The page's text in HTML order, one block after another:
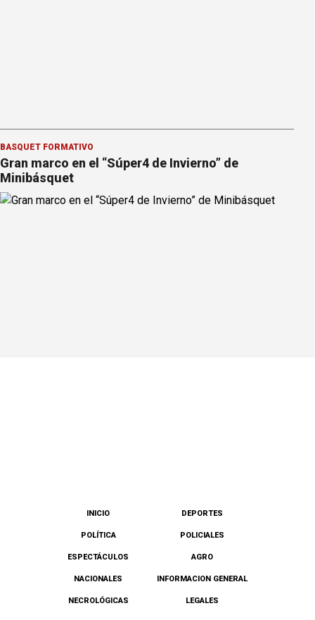
BÁSQUET FORMATIVO
Gran marco en el “Súper4 de Invierno” de
Minibásquet
INICIO DEPORTES
POLÍTICA POLICIALES
ESPECTÁCULOS AGRO
NACIONALES INFORMACION GENERAL
NECROLÓGICAS LEGALES